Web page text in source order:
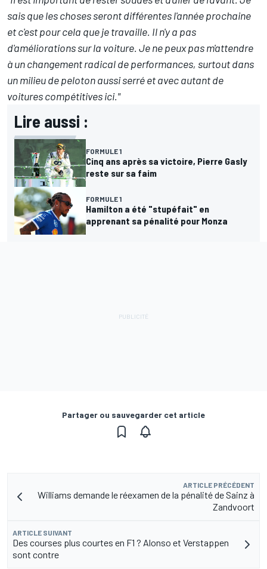
sais que les choses seront différentes l'année prochaine
et c'est pour cela que je travaille. Il n'y a pas
d'améliorations sur la voiture. Je ne peux pas m'attendre
à un changement radical de performances, surtout dans
un milieu de peloton aussi serré et avec autant de
voitures compétitives ici."
Lire aussi :
FORMULE 1
Cinq ans après sa victoire, Pierre Gasly
reste sur sa faim
FORMULE 1
Hamilton a été "stupéfait" en
apprenant sa pénalité pour Monza
Partager ou sauvegarder cet article
ARTICLE PRÉCÉDENT
Williams demande le réexamen de la pénalité de Sainz à
Zandvoort
ARTICLE SUIVANT
Des courses plus courtes en F1 ? Alonso et Verstappen
sont contre